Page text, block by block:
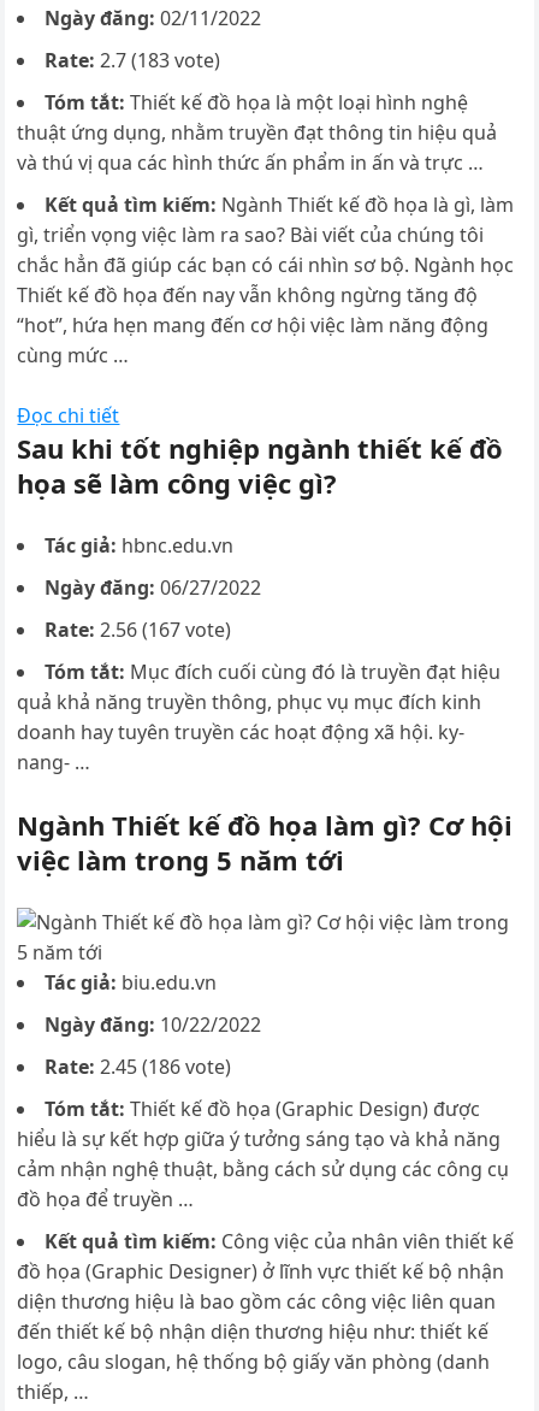
Ngày đăng: 02/11/2022
Rate: 2.7 (183 vote)
Tóm tắt: Thiết kế đồ họa là một loại hình nghệ
thuật ứng dụng, nhằm truyền đạt thông tin hiệu quả
và thú vị qua các hình thức ấn phẩm in ấn và trực …
Kết quả tìm kiếm: Ngành Thiết kế đồ họa là gì, làm
gì, triển vọng việc làm ra sao? Bài viết của chúng tôi
chắc hẳn đã giúp các bạn có cái nhìn sơ bộ. Ngành học
Thiết kế đồ họa đến nay vẫn không ngừng tăng độ
“hot”, hứa hẹn mang đến cơ hội việc làm năng động
cùng mức …
Đọc chi tiết
Sau khi tốt nghiệp ngành thiết kế đồ
họa sẽ làm công việc gì?
Tác giả: hbnc.edu.vn
Ngày đăng: 06/27/2022
Rate: 2.56 (167 vote)
Tóm tắt: Mục đích cuối cùng đó là truyền đạt hiệu
quả khả năng truyền thông, phục vụ mục đích kinh
doanh hay tuyên truyền các hoạt động xã hội. ky-
nang- …
Ngành Thiết kế đồ họa làm gì? Cơ hội
việc làm trong 5 năm tới
Tác giả: biu.edu.vn
Ngày đăng: 10/22/2022
Rate: 2.45 (186 vote)
Tóm tắt: Thiết kế đồ họa (Graphic Design) được
hiểu là sự kết hợp giữa ý tưởng sáng tạo và khả năng
cảm nhận nghệ thuật, bằng cách sử dụng các công cụ
đồ họa để truyền …
Kết quả tìm kiếm: Công việc của nhân viên thiết kế
đồ họa (Graphic Designer) ở lĩnh vực thiết kế bộ nhận
diện thương hiệu là bao gồm các công việc liên quan
đến thiết kế bộ nhận diện thương hiệu như: thiết kế
logo, câu slogan, hệ thống bộ giấy văn phòng (danh
thiếp, …